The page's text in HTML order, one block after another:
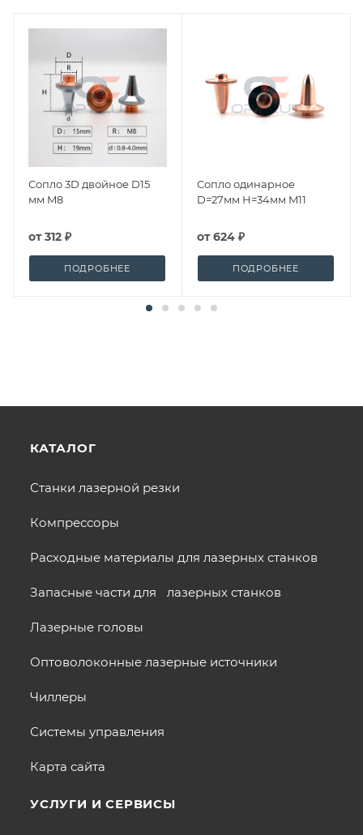
Сопло 3D двойное D15
мм M8
от312 ₽
ПОДРОБНЕЕ
Сопло одинарное
D=27мм H=34мм M11
от624 ₽
ПОДРОБНЕЕ
КАТАЛОГ
Станки лазерной резки
Компрессоры
Расходные материалы для лазерных станков
Запасные части для лазерных станков
Лазерные головы
Оптоволоконные лазерные источники
Чиллеры
Системы управления
Карта сайта
УСЛУГИ И СЕРВИСЫ